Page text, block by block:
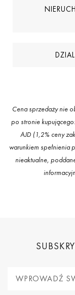
Cena sprzedaży nie
po stronie
AJD (1,2% ceny
warunkiem spełnienia
nieaktualne,